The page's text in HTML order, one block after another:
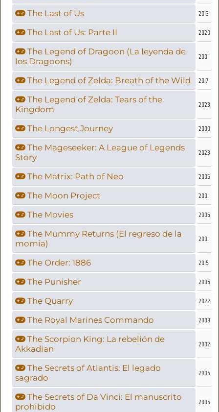
The Last of Us 2013
The Last of Us: Parte II 2020
The Legend of Dragoon (La leyenda de
los Dragoons)
2001
The Legend of Zelda: Breath of the Wild 2017
The Legend of Zelda: Tears of the
Kingdom
2023
The Longest Journey 2000
The Mageseeker: A League of Legends
Story
2023
The Matrix: Path of Neo 2005
The Moon Project 2001
The Movies 2005
The Mummy Returns (El regreso de la
momia)
2001
The Order: 1886 2015
The Punisher 2005
The Quarry 2022
The Royal Marines Commando 2008
The Scorpion King: La rebelión de
Akkadian
2002
The Secrets of Atlantis: El legado
sagrado
2006
The Secrets of Da Vinci: El manuscrito
prohibido
2006